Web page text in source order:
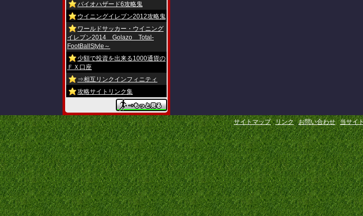
バイオハザード6攻略鬼
ウイニングイレブン2012攻略鬼
ワールドサッカー・ウイニング
イレブン2014 Golazo Total-
FootBallStyle～
少額で投資を出来る1000通貨の
ＦＸ口座
⇒相互リンクインフィニティ
攻略サイトリンク集
サイトマップ リンク お問い合わせ 当サイ